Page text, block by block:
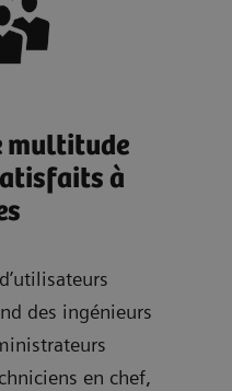
multitude
à
des ingénieurs
en chef,